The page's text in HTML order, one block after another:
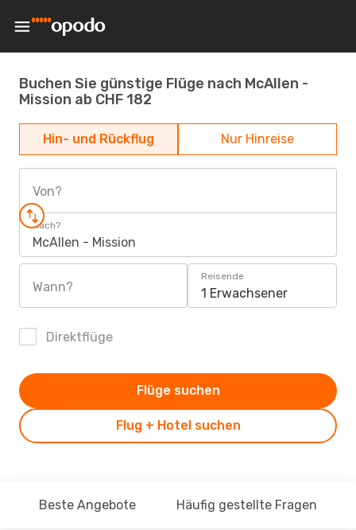
Buchen Sie günstige Flüge nach McAllen -
Mission ab CHF 182
Hin- und Rückflug Nur Hinreise
Von?
Nach?
McAllen - Mission
Wann?
Reisende
1 Erwachsener
Direktflüge
Flug + Hotel suchen
Flüge suchen
Beste Angebote Häufig gestellte Fragen